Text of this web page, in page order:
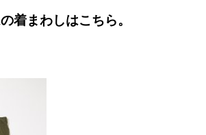
着まわしはこちら。